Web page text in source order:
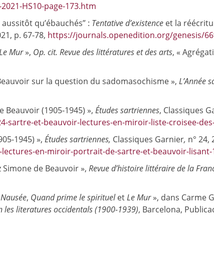
HS10-page-173.htm
qu’ébauchés” : Tentative d’existence et la
p. 67-78, https://journals.openedition.org/genesis/
Mur», Op. cit. Revue des littératures et des arts, «
sur la question du sadomasochisme », L’Année
Beauvoir (1905-1945) », Études sartriennes, Classiques
sartre-et-beauvoir-lectures-en-miroir-liste-croisee-
1945) », Études sartriennes, Classiques Garnier, n° 24,
en-miroir-portrait-de-sartre-et-beauvoir-lisant-
de Beauvoir », Revue d’histoire littéraire de la
, Quand prime le spiritueletLe Mur», dans Carme
literatures occidentals (1900-1939), Barcelona,